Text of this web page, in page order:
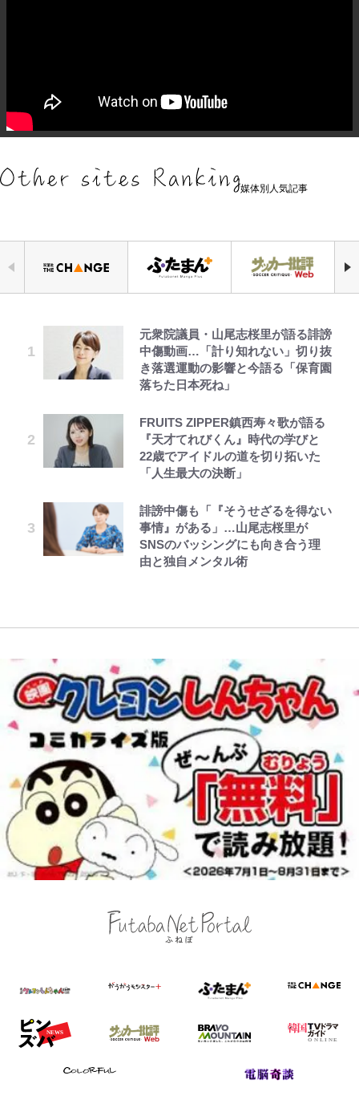
媒体別人気記事
元衆院議員・山尾志桜里が語る誹謗
中傷動画…「計り知れない」切り抜
き落選運動の影響と今語る「保育園
落ちた日本死ね」
FRUITS ZIPPER鎮西寿々歌が語る
『天才てれびくん』時代の学びと
22歳でアイドルの道を切り拓いた
「人生最大の決断」
誹謗中傷も「『そうせざるを得ない
事情』がある」…山尾志桜里が
SNSのバッシングにも向き合う理
由と独自メンタル術
『ONE PIECE』今後の展開に絡ん
できそうな「意味深な表紙連載」
「神」エネルの月での展開に、元王
下七武海の謎めいた過去も…
「BOSS×ポケモン30周年」第2弾
コラボ実施！ 新商品「歴戦の微
糖」や図鑑缶登場にファン歓喜「見
つけたら即購入！」
南や和也だけじゃない！『タッチ』
上杉達也の才能を「いち早く見出し
た人物たち」
｢お土産最高すぎ笑｣｢どうやって入
手？｣ブライトン帰還の三笘薫、同
僚に“ポケカ”をプレゼント！｢薫の
笑顔見れてよかった｣｢大喜びのリ
｢モデルやってる｣｢かっけぇ｣三笘
薫がブライトン新ユニのモデルで完
全復活！“King”の帰還に｢チームか
て…｣
W杯クオーター制への大反発か、
FIFA会長を追い詰めた｢欧州のボイ
空の轍と大地の雲と 第1回
レビュー『仮面家族』悠木シュン・
やってはいけない！「キャンプツー
リング」での「NGパッキング」7
選！ 安全＆快適につながる「荷物
の順序や位置」積載のコツとは？
アユは「怒らせて掛ける」魚だっ
た！ ルアーを追わせて釣りあげる
「アユイング」のオリジナリティ＆
【自転車】「若いときは登れたんだ
けど……」 グラベルバイクで暑さ
に負けそうなヒルクライム、砂利道
「危ない」「やめて」第1子妊娠中
の田中みな実、ゴリゴリヒール着用
に心配の声…ザックリ衣装にも意見
続々
趣里「ショック」初めて語った“重
い意味” 三山凌輝「無反省メー
ル」文春第2弾で“一家の限界”報道
も
【川口春奈と結婚】板倉滉は「めっ
ちゃモテる」 年収7億円・お洒落・
包容力…超愛される日本代表
浅草は日本の心だゾ
ボーちゃんの一途な気持ちだゾ
公式-ヒロインが来る前に妊娠しま
した~詰んだはずの悪役令嬢です
が、どうやら違うようです~ 第1話
水準に耐えられないので貴族を目指
します~ 第37話(2)
公式-ゲーム知識で最強に成ったモ
16話(2)